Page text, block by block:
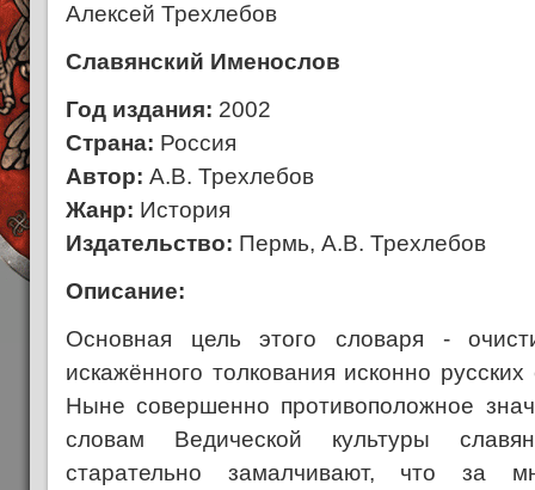
Алексей Трехлебов
Славянский Именослов
Год издания: 2002
Страна: Россия
Автор: А.В. Трехлебов
Жанр: История
Издательство: Пермь, А.В. Трехлебов
Описание:
Основная цель этого словаря -
искажённого толкования исконно
Ныне совершенно противоположное
словам Ведической культуры
старательно замалчивают, что за